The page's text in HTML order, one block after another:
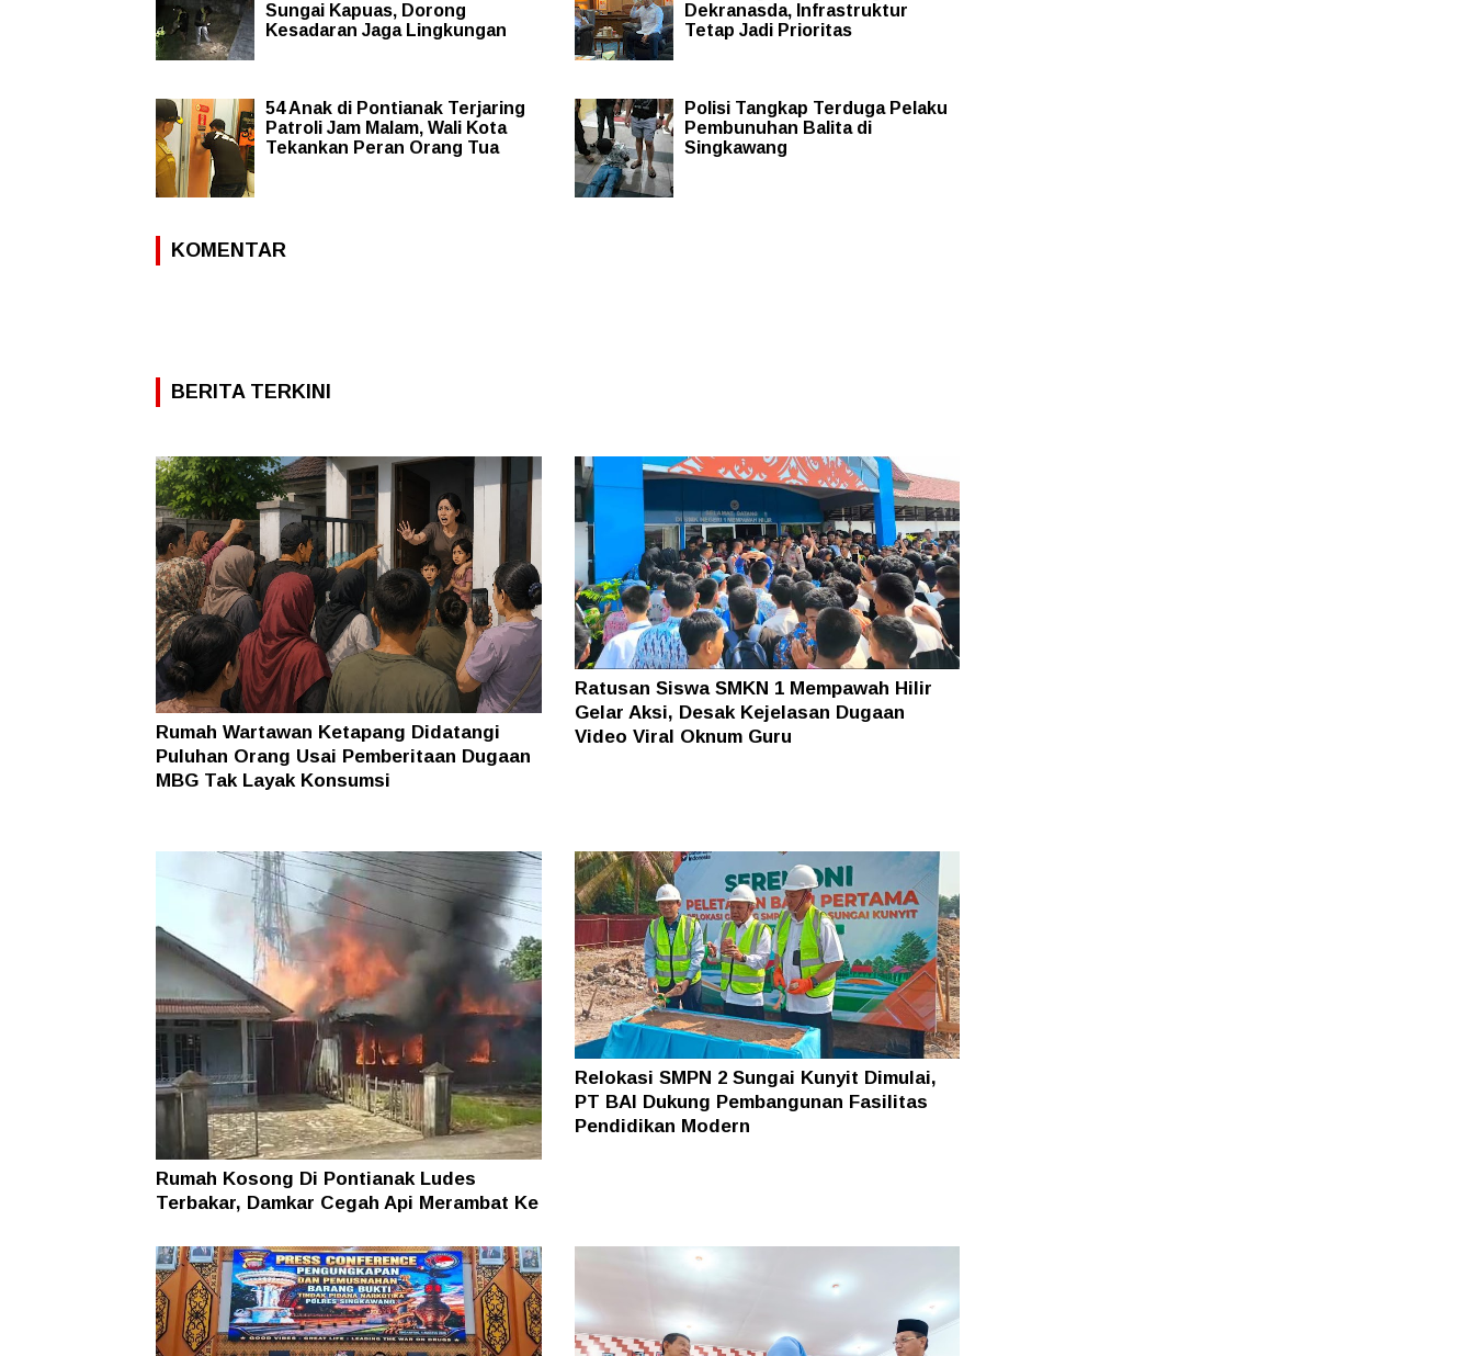
Sungai Kapuas, Dorong
Kesadaran Jaga Lingkungan
Dekranasda, Infrastruktur
Tetap Jadi Prioritas
54 Anak di Pontianak Terjaring
Patroli Jam Malam, Wali Kota
Tekankan Peran Orang Tua
Polisi Tangkap Terduga Pelaku
Pembunuhan Balita di
Singkawang
KOMENTAR
BERITA TERKINI
Rumah Wartawan Ketapang Didatangi
Puluhan Orang Usai Pemberitaan Dugaan
MBG Tak Layak Konsumsi
Ratusan Siswa SMKN 1 Mempawah Hilir
Gelar Aksi, Desak Kejelasan Dugaan
Video Viral Oknum Guru
Rumah Kosong Di Pontianak Ludes
Terbakar, Damkar Cegah Api Merambat Ke
Relokasi SMPN 2 Sungai Kunyit Dimulai,
PT BAI Dukung Pembangunan Fasilitas
Pendidikan Modern